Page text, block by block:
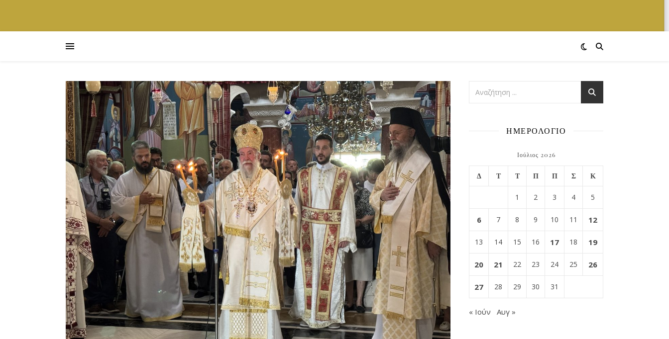
ΗΜΕΡΟΛΟΓΙΟ
Ιούλιος 2026
Δ Τ Τ Π Π Σ Κ
1 2 3 4 5
6 7 8 9 10 11 12
13 14 15 16 17 18 19
20 21 22 23 24 25 26
27 28 29 30 31
« Ιούν Αυγ »